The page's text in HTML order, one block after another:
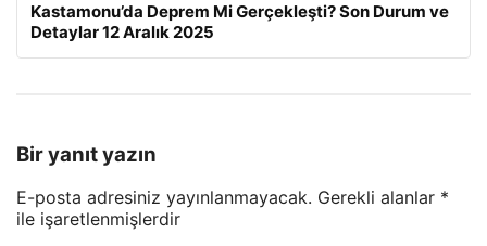
Kastamonu’da Deprem Mi Gerçekleşti? Son Durum ve
Detaylar 12 Aralık 2025
Bir yanıt yazın
E-posta adresiniz yayınlanmayacak. Gerekli alanlar *
ile işaretlenmişlerdir